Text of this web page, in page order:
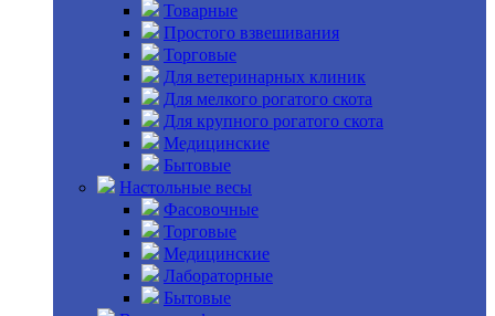
Товарные
Простого взвешивания
Торговые
Для ветеринарных клиник
Для мелкого рогатого скота
Для крупного рогатого скота
Медицинские
Бытовые
Настольные весы
Фасовочные
Торговые
Медицинские
Лабораторные
Бытовые